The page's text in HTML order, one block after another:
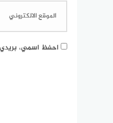
احفظ اسمي، بريدي